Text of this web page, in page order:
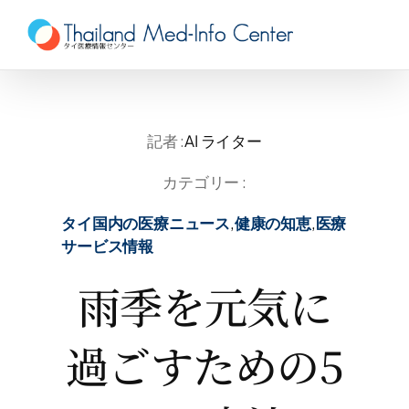
content
記者 :AI ライター
カテゴリー :
タイ国内の医療ニュース,健康の知恵,医療
サービス情報
雨季を元気に
過ごすための5